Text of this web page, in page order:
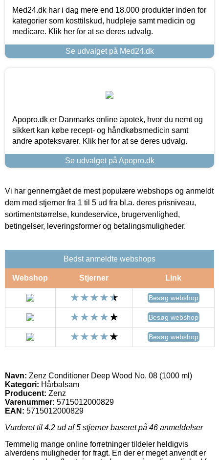
Med24.dk har i dag mere end 18.000 produkter inden for
kategorier som kosttilskud, hudpleje samt medicin og
medicare. Klik her for at se deres udvalg.
Se udvalget på Med24.dk
Apopro.dk er Danmarks online apotek, hvor du nemt og
sikkert kan købe recept- og håndkøbsmedicin samt
andre apoteksvarer. Klik her for at se deres udvalg.
Se udvalget på Apopro.dk
Vi har gennemgået de mest populære webshops og anmeldt
dem med stjerner fra 1 til 5 ud fra bl.a. deres prisniveau,
sortimentstørrelse, kundeservice, brugervenlighed,
betingelser, leveringsformer og betalingsmuligheder.
Bedst anmeldte webshops
Webshop Stjerner Link
Besøg webshop
Besøg webshop
Besøg webshop
Navn: Zenz Conditioner Deep Wood No. 08 (1000 ml)
Kategori: Hårbalsam
Producent: Zenz
Varenummer: 5715012000829
EAN: 5715012000829
Vurderet til 4.2 ud af 5 stjerner baseret på 46 anmeldelser
Temmelig mange online forretninger tildeler heldigvis
alverdens muligheder for fragt. En der er meget anvendt er